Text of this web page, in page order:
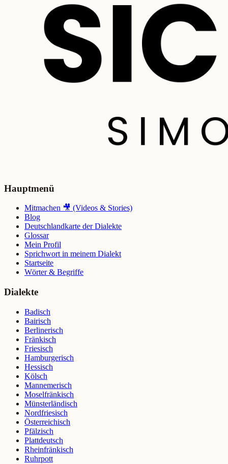
Hauptmenü
Mitmachen 🎥 (Videos & Stories)
Blog
Deutschlandkarte der Dialekte
Glossar
Mein Profil
Sprichwort in meinem Dialekt
Startseite
Wörter & Begriffe
Dialekte
Badisch
Bairisch
Berlinerisch
Fränkisch
Friesisch
Hamburgerisch
Hessisch
Kölsch
Mannemerisch
Moselfränkisch
Münsterländisch
Nordfriesisch
Österreichisch
Pfälzisch
Plattdeutsch
Rheinfränkisch
Ruhrpott